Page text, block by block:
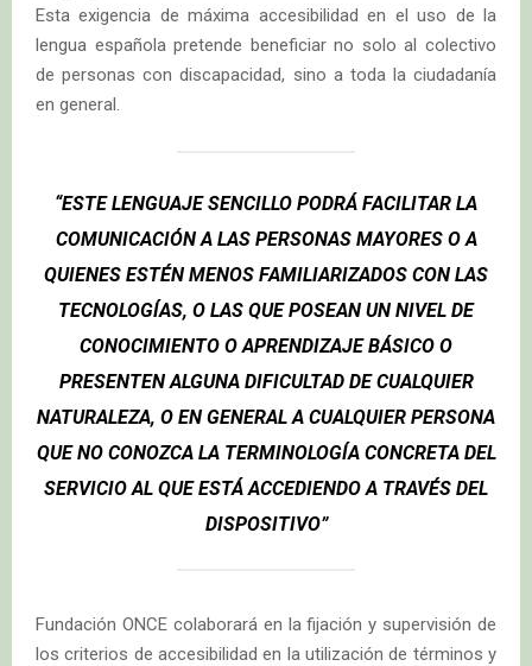
Esta exigencia de máxima accesibilidad en el uso de la
lengua española pretende beneficiar no solo al colectivo
de personas con discapacidad, sino a toda la ciudadanía
en general.
“ESTE LENGUAJE SENCILLO PODRÁ FACILITAR LA
COMUNICACIÓN A LAS PERSONAS MAYORES O A
QUIENES ESTÉN MENOS FAMILIARIZADOS CON LAS
TECNOLOGÍAS, O LAS QUE POSEAN UN NIVEL DE
CONOCIMIENTO O APRENDIZAJE BÁSICO O
PRESENTEN ALGUNA DIFICULTAD DE CUALQUIER
NATURALEZA, O EN GENERAL A CUALQUIER PERSONA
QUE NO CONOZCA LA TERMINOLOGÍA CONCRETA DEL
SERVICIO AL QUE ESTÁ ACCEDIENDO A TRAVÉS DEL
DISPOSITIVO”
Fundación ONCE colaborará en la fijación y supervisión de
los criterios de accesibilidad en la utilización de términos y